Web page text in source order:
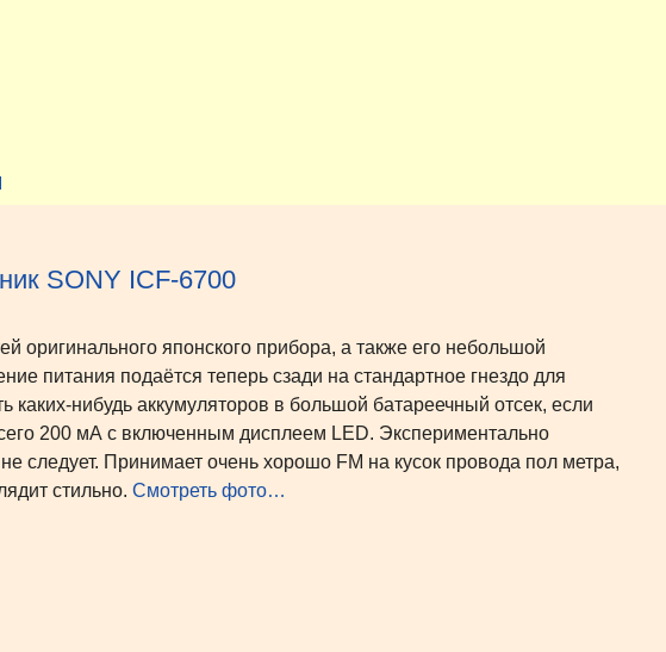
SONY ICF-6700
оригинального японского прибора, а также его небольшой
питания подаётся теперь сзади на стандартное гнездо для
нибудь аккумуляторов в большой батареечный отсек, если
200 мА с включенным дисплеем LED. Экспериментально
следует. Принимает очень хорошо FM на кусок провода пол метра,
стильно. Смотреть фото…